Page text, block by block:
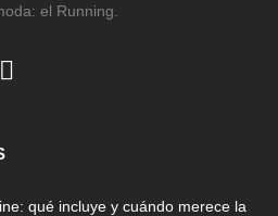
el Running.
qué incluye y cuándo merece la